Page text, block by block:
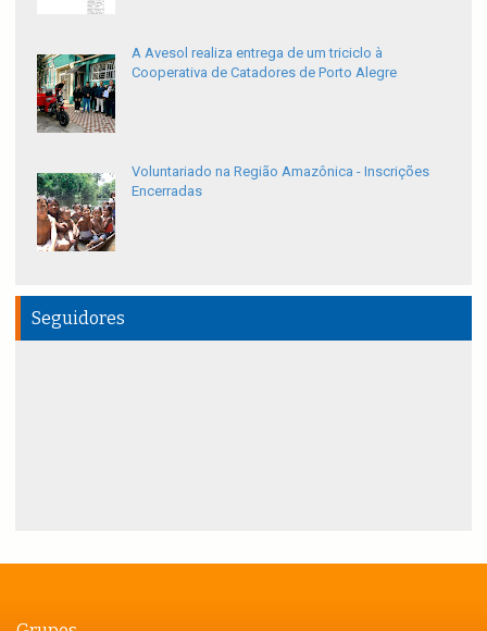
A Avesol realiza entrega de um triciclo à
Cooperativa de Catadores de Porto Alegre
Voluntariado na Região Amazônica - Inscrições
Encerradas
Seguidores